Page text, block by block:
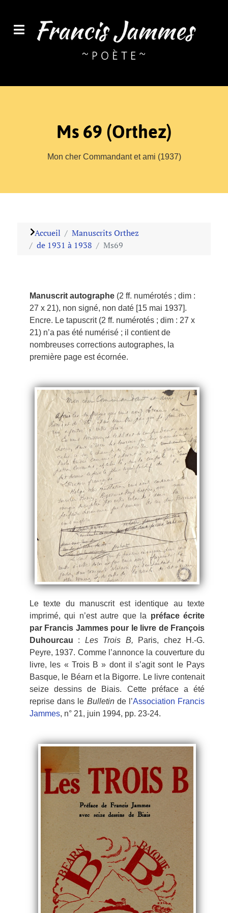
Ms 69 (Orthez)
Mon cher Commandant et ami (1937)
Accueil
Manuscrits Orthez
de 1931 à 1938
Ms69
Manuscrit autographe (2 ff. numérotés ; dim :
27 x 21), non signé, non daté [15 mai 1937].
Encre. Le tapuscrit (2 ff. numérotés ; dim : 27 x
21) n’a pas été numérisé ; il contient de
nombreuses corrections autographes, la
première page est écornée.
Le texte du manuscrit est identique au texte
imprimé, qui n’est autre que la préface écrite
par Francis Jammes pour le livre de François
Duhourcau : Les Trois B, Paris, chez H.-G.
Peyre, 1937. Comme l’annonce la couverture du
livre, les « Trois B » dont il s’agit sont le Pays
Basque, le Béarn et la Bigorre. Le livre contenait
seize dessins de Biais. Cette préface a été
reprise dans le Bulletinde l’Association Francis
Jammes, n° 21, juin 1994, pp. 23-24.